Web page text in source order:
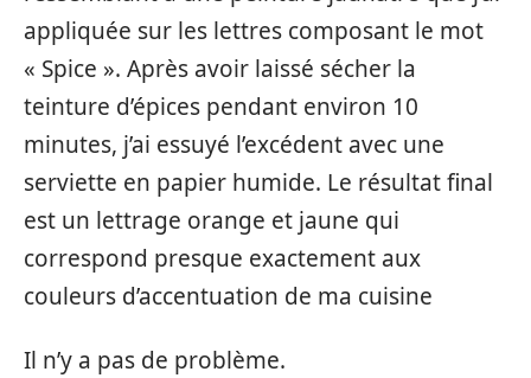
appliquée sur les lettres composant le mot
« Spice ». Après avoir laissé sécher la
teinture d’épices pendant environ 10
minutes, j’ai essuyé l’excédent avec une
serviette en papier humide. Le résultat final
est un lettrage orange et jaune qui
correspond presque exactement aux
couleurs d’accentuation de ma cuisine
Il n’y a pas de problème.